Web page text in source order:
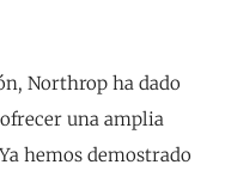
Northrop ha dado
una amplia
hemos demostrado